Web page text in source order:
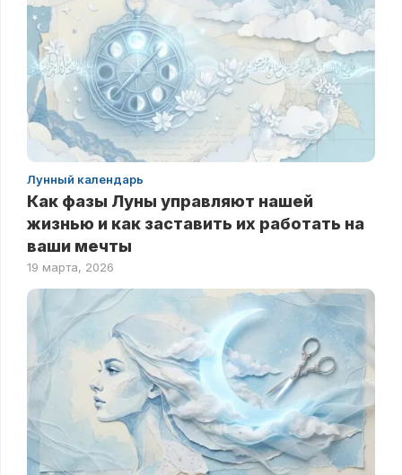
Лунный календарь
Как фазы Луны управляют нашей
жизнью и как заставить их работать на
ваши мечты
19 марта, 2026